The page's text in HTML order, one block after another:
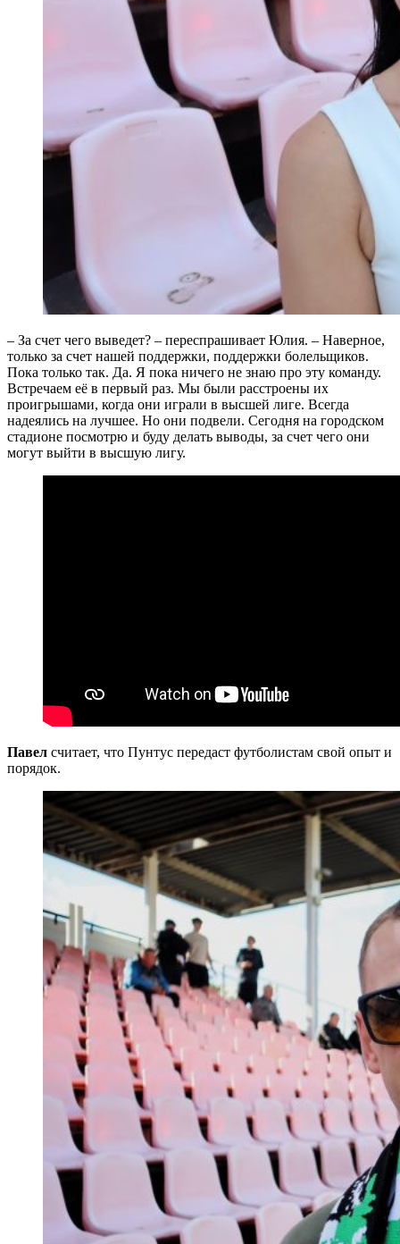
– За счет чего выведет? – переспрашивает Юлия. – Наверное,
только за счет нашей поддержки, поддержки болельщиков.
Пока только так. Да. Я пока ничего не знаю про эту команду.
Встречаем её в первый раз. Мы были расстроены их
проигрышами, когда они играли в высшей лиге. Всегда
надеялись на лучшее. Но они подвели. Сегодня на городском
стадионе посмотрю и буду делать выводы, за счет чего они
могут выйти в высшую лигу.
Павел считает, что Пунтус передаст футболистам свой опыт и
порядок.